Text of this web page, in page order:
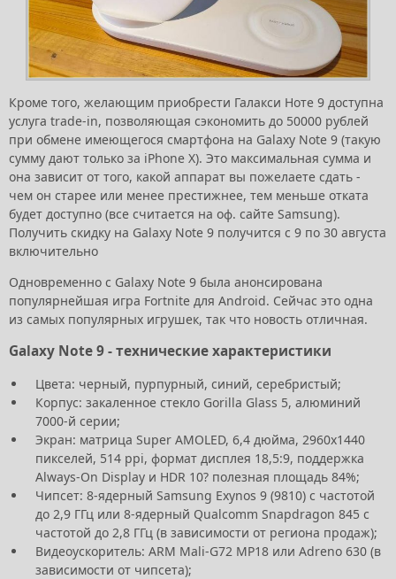
Кроме того, желающим приобрести Галакси Ноте 9 доступна
услуга trade-in, позволяющая сэкономить до 50000 рублей
при обмене имеющегося смартфона на Galaxy Note 9 (такую
сумму дают только за iPhone X). Это максимальная сумма и
она зависит от того, какой аппарат вы пожелаете сдать -
чем он старее или менее престижнее, тем меньше отката
будет доступно (все считается на оф. сайте Samsung).
Получить скидку на Galaxy Note 9 получится с 9 по 30 августа
включительно
Одновременно с Galaxy Note 9 была анонсирована
популярнейшая игра Fortnite для Android. Сейчас это одна
из самых популярных игрушек, так что новость отличная.
Galaxy Note 9 - технические характеристики
Цвета: черный, пурпурный, синий, серебристый;
Корпус: закаленное стекло Gorilla Glass 5, алюминий
7000-й серии;
Экран: матрица Super AMOLED, 6,4 дюйма, 2960x1440
пикселей, 514 ppi, формат дисплея 18,5:9, поддержка
Always-On Display и HDR 10? полезная площадь 84%;
Чипсет: 8-ядерный Samsung Exynos 9 (9810) с частотой
до 2,9 ГГц или 8-ядерный Qualcomm Snapdragon 845 с
частотой до 2,8 ГГц (в зависимости от региона продаж);
Видеоускоритель: ARM Mali-G72 MP18 или Adreno 630 (в
зависимости от чипсета);